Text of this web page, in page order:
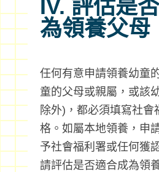
IV. 評估是
為領養父母
任何有意申請領養幼童
童的父母或親屬，或該
除外)，都必須填寫社會
格。如屬本地領養，申
予社會福利署或任何獲
請評估是否適合成為領